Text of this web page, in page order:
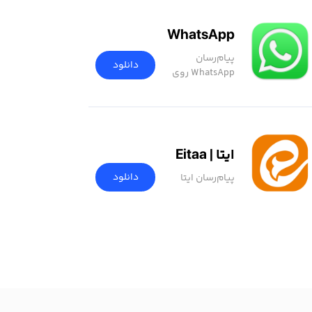
WhatsApp
پیام‌رسان
WhatsApp روی
دانلود
ایتا | Eitaa
پیام‌رسان ایتا دانلود